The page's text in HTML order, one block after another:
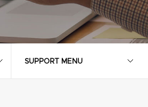
SUPPORT MENU